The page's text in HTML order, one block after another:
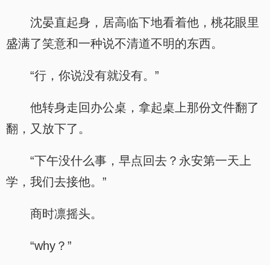
沈晏直起身，居高临下地看着他，桃花眼里
盛满了笑意和一种说不清道不明的东西。
“行，你说没有就没有。”
他转身走回办公桌，拿起桌上那份文件翻了
翻，又放下了。
“下午没什么事，早点回去？永安第一天上
学，我们去接他。”
商时凛摇头。
“why？”